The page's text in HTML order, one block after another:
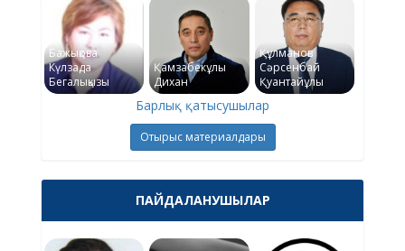
Бажықова
Күлзада
Бегалықызы
Қамзабекұлы
Дихан
Құлманов
Сәрсенбай
Қуантайұлы
Барлық қатысушылар
Отырыс материалдары
ПАЙДАЛАНУШЫЛАР